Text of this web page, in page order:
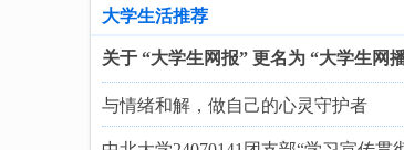
大学生活推荐
关于 “大学生网报” 更名为 “大学生网
与情绪和解，做自己的心灵守护者